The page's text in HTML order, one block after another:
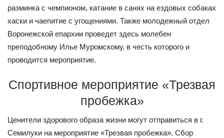
разминка с чемпионом, катание в санях на ездовых собаках
хаски и чаепитие с угощениями. Также молодежный отдел
Воронежской епархии проведет здесь молебен
преподобному Илье Муромскому, в честь которого и
проводится мероприятие.
Спортивное мероприятие «Трезвая
пробежка»
Ценители здорового образа жизни могут отправиться в г.
Семилуки на мероприятие «Трезвая пробежка». Сбор